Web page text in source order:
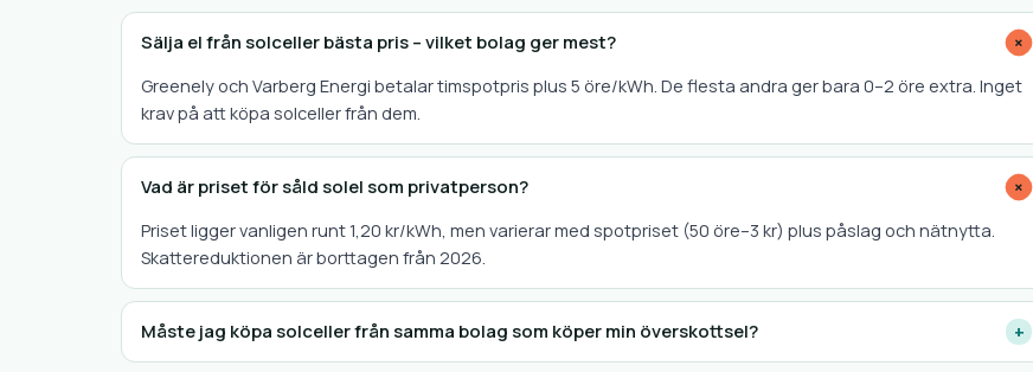
Sälja el från solceller bästa pris – vilket bolag ger mest? +
Greenely och Varberg Energi betalar timspotpris plus 5 öre/kWh. De flesta andra ger bara 0–2 öre extra. Inget
krav på att köpa solceller från dem.
Vad är priset för såld solel som privatperson? +
Priset ligger vanligen runt 1,20 kr/kWh, men varierar med spotpriset (50 öre–3 kr) plus påslag och nätnytta.
Skattereduktionen är borttagen från 2026.
Måste jag köpa solceller från samma bolag som köper min överskottsel? +